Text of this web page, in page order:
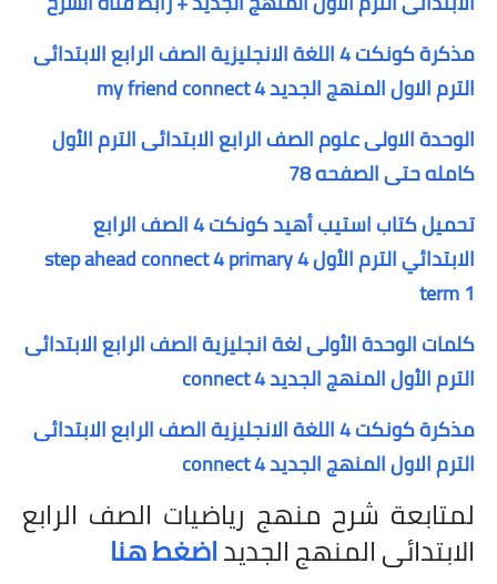
مذكرة كونكت 4 اللغة الانجليزية الصف الرابع الابتدائى
الترم الاول المنهج الجديد my friend connect 4
الوحدة الاولى علوم الصف الرابع الابتدائى الترم الأول
كامله حتى الصفحه 78
تحميل كتاب استيب أهيد كونكت 4 الصف الرابع
الابتدائي الترم الأول step ahead connect 4 primary 4
term 1
كلمات الوحدة الأولى لغة انجليزية الصف الرابع الابتدائى
الترم الأول المنهج الجديد connect 4
مذكرة كونكت 4 اللغة الانجليزية الصف الرابع الابتدائى
الترم الاول المنهج الجديد connect 4
لمتابعة شرح منهج رياضيات الصف الرابع
الابتدائى المنهج الجديداضغط هنا